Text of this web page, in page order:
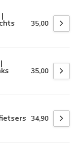
35,00
35,00
34,90